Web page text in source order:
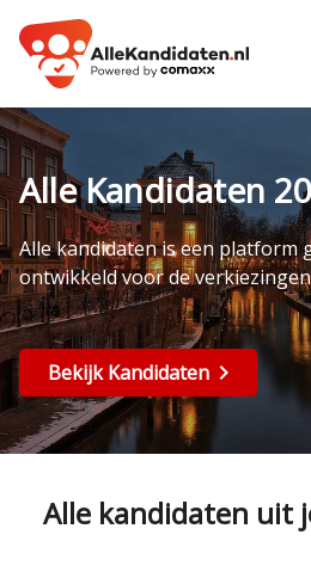
Alle Kandidaten
Alle kandidaten is een platform
ontwikkeld voor de
Bekijk Kandidaten
Alle kandidaten uit